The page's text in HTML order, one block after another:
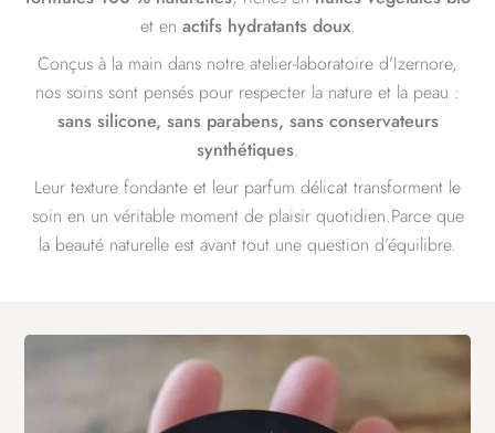
et en actifs hydratants doux.
Conçus à la main dans notre atelier-laboratoire d’Izernore,
nos soins sont pensés pour respecter la nature et la peau :
sans silicone, sans parabens, sans conservateurs
synthétiques.
Leur texture fondante et leur parfum délicat transforment le
soin en un véritable moment de plaisir quotidien.Parce que
la beauté naturelle est avant tout une question d’équilibre.